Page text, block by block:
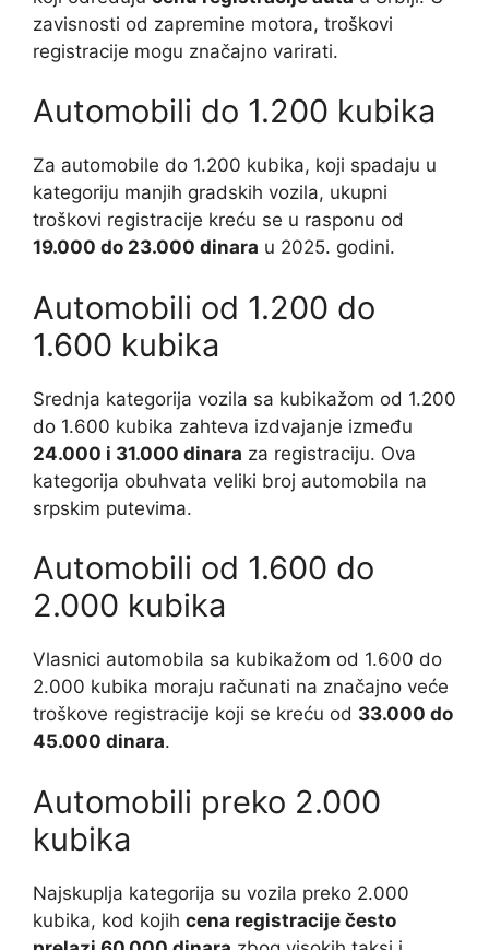
zavisnosti od zapremine motora, troškovi
registracije mogu značajno varirati.
Automobili do 1.200 kubika
Za automobile do 1.200 kubika, koji spadaju u
kategoriju manjih gradskih vozila, ukupni
troškovi registracije kreću se u rasponu od
19.000 do 23.000 dinara u 2025. godini.
Automobili od 1.200 do
1.600 kubika
Srednja kategorija vozila sa kubikažom od 1.200
do 1.600 kubika zahteva izdvajanje između
24.000 i 31.000 dinara za registraciju. Ova
kategorija obuhvata veliki broj automobila na
srpskim putevima.
Automobili od 1.600 do
2.000 kubika
Vlasnici automobila sa kubikažom od 1.600 do
2.000 kubika moraju računati na značajno veće
troškove registracije koji se kreću od 33.000 do
45.000 dinara.
Automobili preko 2.000
kubika
Najskuplja kategorija su vozila preko 2.000
kubika, kod kojih cena registracije često